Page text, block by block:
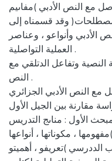
مع النص الأدبي )مفاىيم
وقد قسمناه إلى
الأدبي وأنواعو ، وعناصر
العملية التواصلية .
النصية وتفاعل الدتلقي مع
النص .
مع النص الأدبي الجزائري
مقارنة بين الجيل الأول
الأول : مناىج التدريس
)مفهومها ، مكوناتها ، أنواعها ،
الددرسي )تعريفو ، أهميتو(